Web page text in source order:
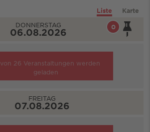
Liste Karte
0
DONNERSTAG
06.08.2026
von 26 Veranstaltungen werden
geladen
FREITAG
07.08.2026